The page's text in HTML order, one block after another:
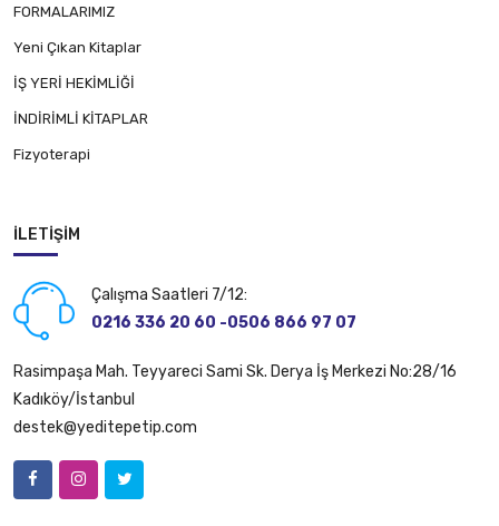
FORMALARIMIZ
Yeni Çıkan Kitaplar
İŞ YERİ HEKİMLİĞİ
İNDİRİMLİ KİTAPLAR
Fizyoterapi
İLETIŞIM
Çalışma Saatleri 7/12:
0216 336 20 60 -0506 866 97 07
Rasimpaşa Mah. Teyyareci Sami Sk. Derya İş Merkezi No:28/16
Kadıköy/İstanbul
destek@yeditepetip.com